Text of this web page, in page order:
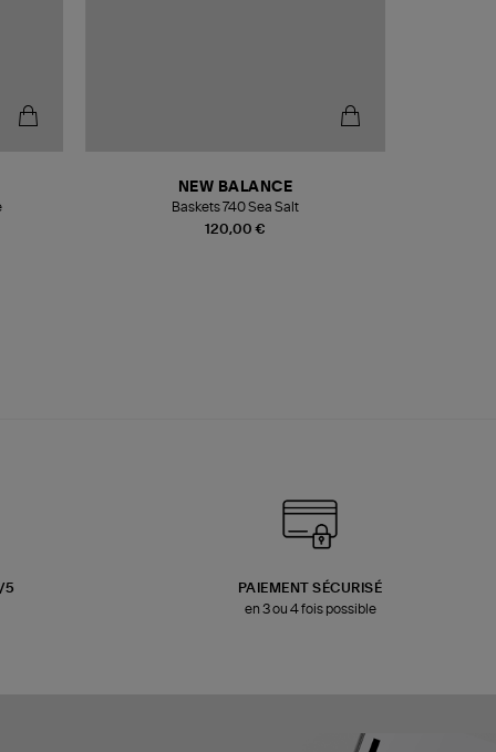
120,00 €
NEW BALANCE
Baskets 740 Sea Salt
5
PAIEMENT SÉCURISÉ
en 3 ou 4 fois possible